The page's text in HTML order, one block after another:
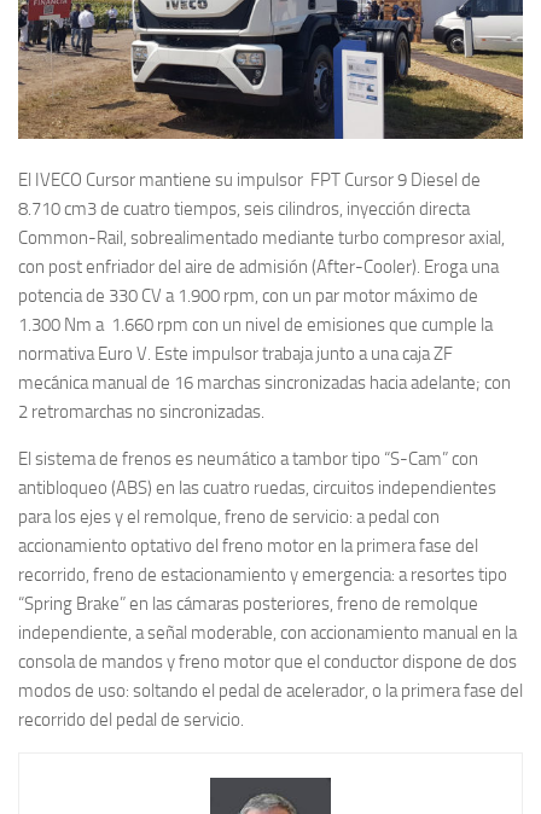
El IVECO Cursor mantiene su impulsor FPT Cursor 9 Diesel de
8.710 cm3 de cuatro tiempos, seis cilindros, inyección directa
Common-Rail, sobrealimentado mediante turbo compresor axial,
con post enfriador del aire de admisión (After-Cooler). Eroga una
potencia de 330 CV a 1.900 rpm, con un par motor máximo de
1.300 Nm a 1.660 rpm con un nivel de emisiones que cumple la
normativa Euro V. Este impulsor trabaja junto a una caja ZF
mecánica manual de 16 marchas sincronizadas hacia adelante; con
2 retromarchas no sincronizadas.
El sistema de frenos es neumático a tambor tipo “S-Cam” con
antibloqueo (ABS) en las cuatro ruedas, circuitos independientes
para los ejes y el remolque, freno de servicio: a pedal con
accionamiento optativo del freno motor en la primera fase del
recorrido, freno de estacionamiento y emergencia: a resortes tipo
“Spring Brake” en las cámaras posteriores, freno de remolque
independiente, a señal moderable, con accionamiento manual en la
consola de mandos y freno motor que el conductor dispone de dos
modos de uso: soltando el pedal de acelerador, o la primera fase del
recorrido del pedal de servicio.